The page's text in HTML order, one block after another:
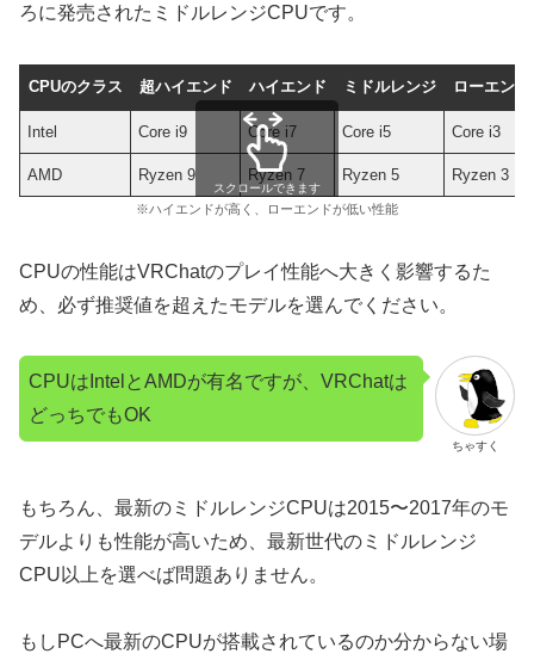
ろに発売されたミドルレンジCPUです。
CPUのクラス 超ハイエンド ハイエンド ミドルレンジ ローエンド
Intel Core i9 Core i7 Core i5 Core i3
AMD Ryzen 9 Ryzen 7 Ryzen 5 Ryzen 3
スクロールできます
※ハイエンドが高く、ローエンドが低い性能
CPUの性能はVRChatのプレイ性能へ大きく影響するた
め、必ず推奨値を超えたモデルを選んでください。
ちゃすく
CPUはIntelとAMDが有名ですが、VRChatは
どっちでもOK
もちろん、最新のミドルレンジCPUは2015〜2017年のモ
デルよりも性能が高いため、最新世代のミドルレンジ
CPU以上を選べば問題ありません。
もしPCへ最新のCPUが搭載されているのか分からない場